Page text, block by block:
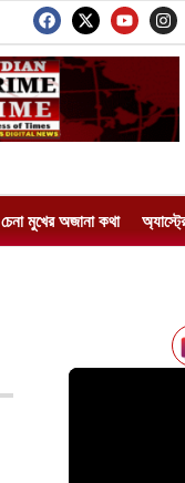
চেনা মুখের অজানা কথা